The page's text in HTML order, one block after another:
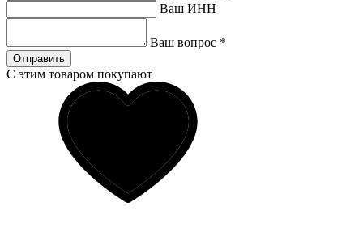
Ваш ИНН
Ваш вопрос *
Отправить
С этим товаром покупают